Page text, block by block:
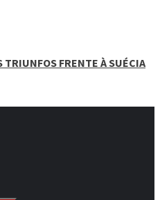
TRIUNFOS FRENTE À SUÉCIA